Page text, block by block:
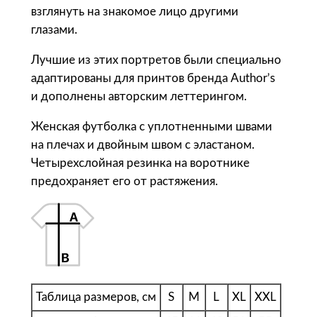
е
н
к
а
я
м
е
B
взглянуть на знакомое лицо другими
глазами.
Лучшие из этих портретов были специально
адаптированы для принтов бренда Author’s
и дополнены авторским леттерингом.
Женская футболка с уплотненными швами
на плечах и двойным швом с эластаном.
Четырехслойная резинка на воротнике
предохраняет его от растяжения.
Таблица размеров, см S M L XL XXL